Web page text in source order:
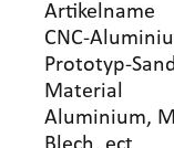
Artikelname
CNC-
Prototyp-
Material
Aluminium,